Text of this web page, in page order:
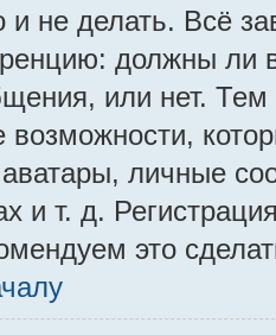
не делать. Всё
должны ли
или нет.
возможности,
личные
и т. д.
это